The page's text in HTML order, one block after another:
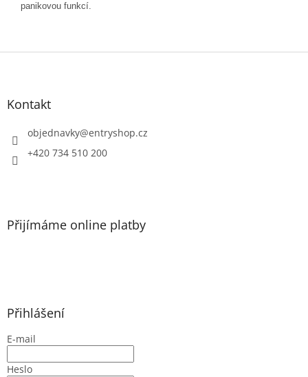
panikovou funkcí.
Z
Kontakt
objednavky@entryshop.cz
+420 734 510 200
Přijímáme online platby
Přihlášení
E-mail
Heslo